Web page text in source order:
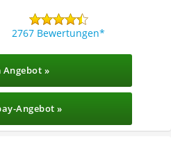
2767 Bewertungen
Angebot »
Angebot »